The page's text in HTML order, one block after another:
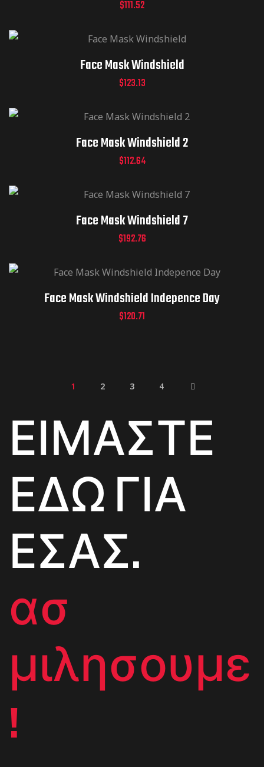
$111.52
Face Mask Windshield
$123.13
Face Mask Windshield 2
$112.64
Face Mask Windshield 7
$192.76
Face Mask Windshield Indepence Day
$120.71
1 2 3 4
ΕΙΜΑΣΤΕ
ΕΔΩ ΓΙΑ
ΕΣΑΣ.
ασ
μιλησουμε
!